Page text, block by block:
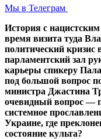
Мы в Телеграм
История с
время визита туда
политический кризис
парламентский зал
карьеры спикеру
под большой вопрос
министра Джастина
очевидный вопрос —
системное
Украине, где
состояние культа?